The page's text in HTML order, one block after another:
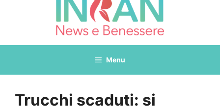
Menu
Trucchi scaduti: si